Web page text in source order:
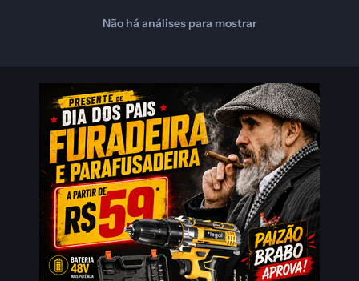
Não há análises para mostrar